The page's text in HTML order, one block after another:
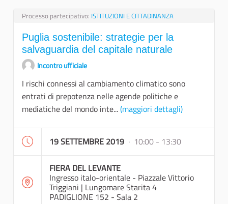
Processo partecipativo: ISTITUZIONI E CITTADINANZA
Puglia sostenibile: strategie per la
salvaguardia del capitale naturale
Incontro ufficiale
I rischi connessi al cambiamento climatico sono
entrati di prepotenza nelle agende politiche e
mediatiche del mondo inte...(maggiori dettagli)
19 SETTEMBRE 2019 · 10:00 - 13:30
FIERA DEL LEVANTE
Ingresso italo-orientale - Piazzale Vittorio
Triggiani | Lungomare Starita 4
PADIGLIONE 152 - Sala 2